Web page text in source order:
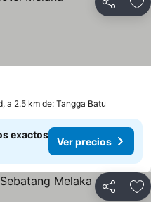
Compartir
precios
a 2.5 km de: Tangga Batu
exactos
Ver precios
Compartir